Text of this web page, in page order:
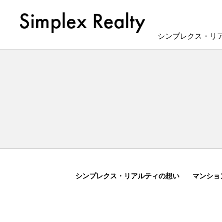
シンプレクス・リ
シンプレクス・リアルティの想い マンシ